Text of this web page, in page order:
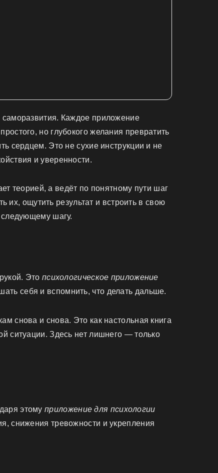
Каждое приложение
но глубокого желания превратить
сердцем. Это не сухие инструкции и не
и уверенности.
теорией, а ведёт по понятному пути шаг
их, ощутить результат и встроить в свою
следующему шагу.
Это психологическое приложение
себя и вспомнить, что делать дальше.
снова и снова. Это как настольная книга
ситуации. Здесь нет лишнего — только
этомуприложение для психологии
снижения тревожности и укрепления